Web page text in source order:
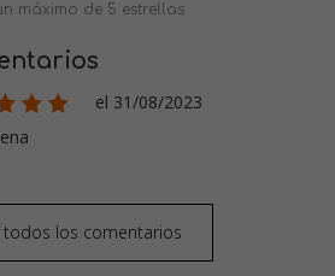
máximo de 5 estrellas
el 31/08/2023
todos los comentarios